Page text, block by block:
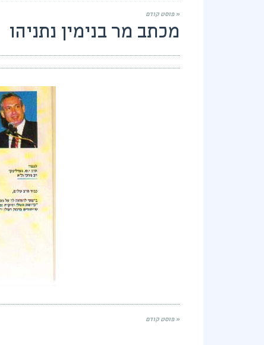
« פוסט קודם
מכתב מר בנימין נתניהו
« פוסט קודם